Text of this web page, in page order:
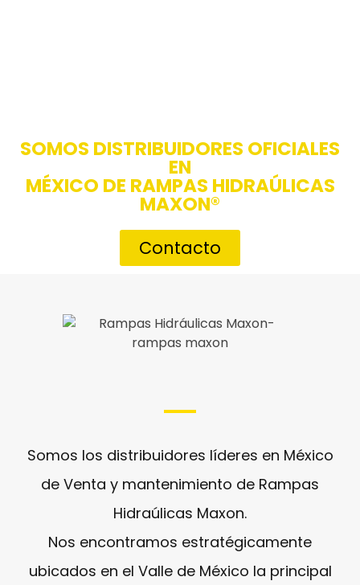
SOMOS DISTRIBUIDORES OFICIALES
EN
MÉXICO DE RAMPAS HIDRAÚLICAS
MAXON®
Contacto
Somos los distribuidores líderes en México
de Venta y mantenimiento de Rampas
Hidraúlicas Maxon.
Nos encontramos estratégicamente
ubicados en el Valle de México la principal